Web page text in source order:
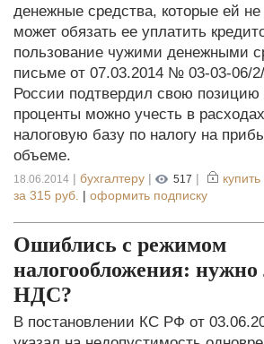
денежные средства, которые ей
может обязать ее уплатить
пользование чужими денежными
письме от 07.03.2014 № 03-03-06/
России подтвердил свою позицию
проценты можно учесть в
налоговую базу по налогу на
объеме.
18.06.2014 | бухгалтеру | 517 |
за 315 руб. | оформить подписку
Ошиблись с режимом
налогообложения: нужно
НДС?
В постановлении КС РФ от